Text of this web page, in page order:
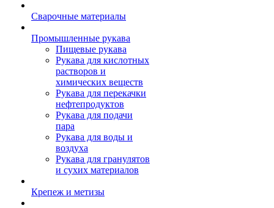
Сварочные материалы
Промышленные рукава
Пищевые рукава
Рукава для кислотных
растворов и
химических веществ
Рукава для перекачки
нефтепродуктов
Рукава для подачи
пара
Рукава для воды и
воздуха
Рукава для гранулятов
и сухих материалов
Крепеж и метизы